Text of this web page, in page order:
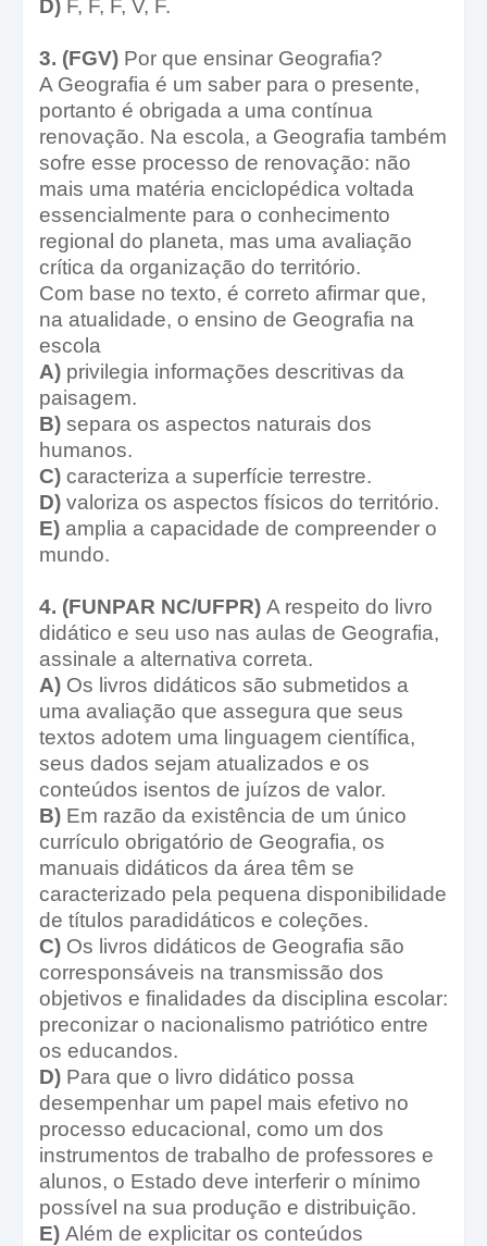
D) F, F, F, V, F.
3. (FGV) Por que ensinar Geografia?
A Geografia é um saber para o presente,
portanto é obrigada a uma contínua
renovação. Na escola, a Geografia também
sofre esse processo de renovação: não
mais uma matéria enciclopédica voltada
essencialmente para o conhecimento
regional do planeta, mas uma avaliação
crítica da organização do território.
Com base no texto, é correto afirmar que,
na atualidade, o ensino de Geografia na
escola
A) privilegia informações descritivas da
paisagem.
B) separa os aspectos naturais dos
humanos.
C) caracteriza a superfície terrestre.
D) valoriza os aspectos físicos do território.
E) amplia a capacidade de compreender o
mundo.
4. (FUNPAR NC/UFPR) A respeito do livro
didático e seu uso nas aulas de Geografia,
assinale a alternativa correta.
A) Os livros didáticos são submetidos a
uma avaliação que assegura que seus
textos adotem uma linguagem científica,
seus dados sejam atualizados e os
conteúdos isentos de juízos de valor.
B) Em razão da existência de um único
currículo obrigatório de Geografia, os
manuais didáticos da área têm se
caracterizado pela pequena disponibilidade
de títulos paradidáticos e coleções.
C) Os livros didáticos de Geografia são
corresponsáveis na transmissão dos
objetivos e finalidades da disciplina escolar:
preconizar o nacionalismo patriótico entre
os educandos.
D) Para que o livro didático possa
desempenhar um papel mais efetivo no
processo educacional, como um dos
instrumentos de trabalho de professores e
alunos, o Estado deve interferir o mínimo
possível na sua produção e distribuição.
E) Além de explicitar os conteúdos